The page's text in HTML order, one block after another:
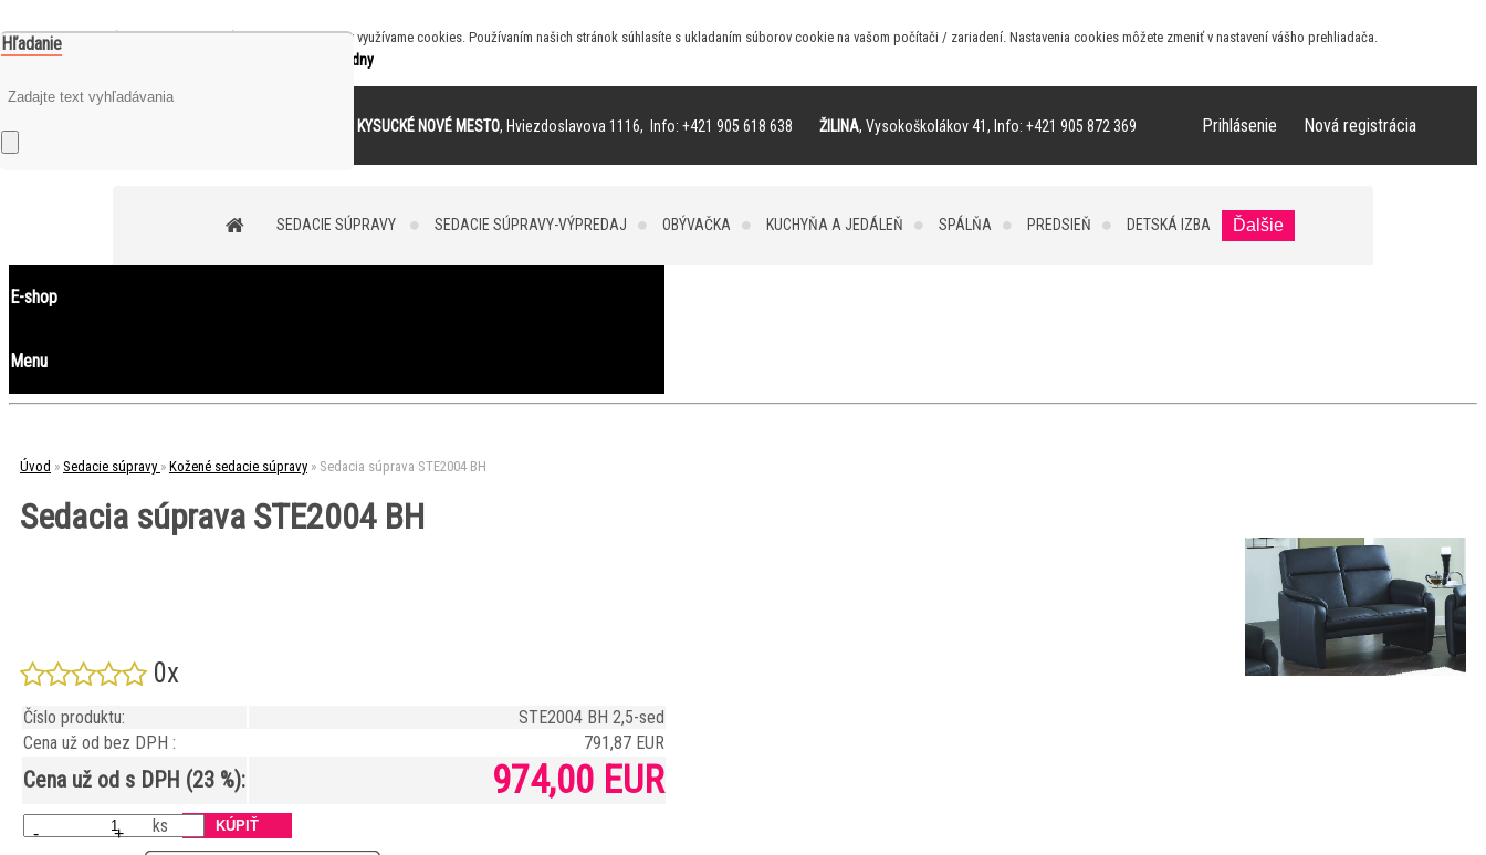
S cieľom uľahčiť užívateľom používať naše webové stránky využívame cookies. Používaním našich stránok súhlasíte s ukladaním súborov cookie na vašom počítači / zariadení. Nastavenia cookies môžete zmeniť v nastavení vášho prehliadača.
Odmietnuť všetko
KYSUCKÉ NOVÉ MESTO, Hviezdoslavova 1116, Info: +421 905 618 638 ŽILINA, Vysokoškolákov 41, Info: +421 905 872 369 Prihlásenie Nová registrácia
Hľadanie
je prázdny
SEDACIE SÚPRAVY SEDACIE SÚPRAVY-VÝPREDAJ OBÝVAČKA KUCHYŇA A JEDÁLEŇ SPÁLŇA PREDSIEŇ DETSKÁ IZBA Ďalšie
E-shop
Menu
Úvod » Sedacie súpravy » Kožené sedacie súpravy » Sedacia súprava STE2004 BH
Sedacia súprava STE2004 BH
0x
Číslo produktu:
STE2004 BH 2,5-sed
Cena už od bez DPH :
791,87 EUR
Cena už od s DPH (23 %): 974,00 EUR
- + ks